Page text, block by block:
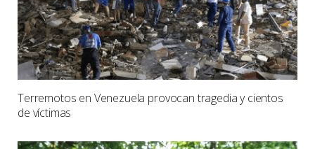
Terremotos en Venezuela provocan tragedia y cientos
de víctimas